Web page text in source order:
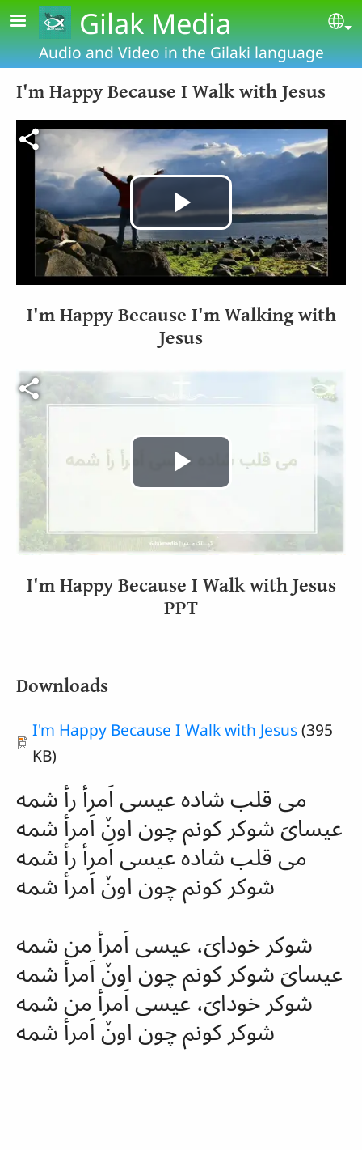
Skip to main contentGilak Media
Audio and Video in the Gilaki language
I'm Happy Because I Walk with Jesus
Video file
Play
Video
I'm Happy Because I'm Walking with
Jesus
Video file
Play
Video
I'm Happy Because I Walk with Jesus
PPT
Downloads
Document
I'm Happy Because I Walk with Jesus(395
KB)
می قلب شاده عیسی اَمرأ رأ شمه
عیسا‌یَ شوکر کونم چون اونٚ اَمرأ شمه
می قلب شاده عیسی اَمرأ رأ شمه
شوکر کونم چون اونٚ اَمرأ شمه
شوکر خودایَ، عیسی اَمرأ من شمه
عیسایَ شوکر کونم چون اونٚ اَمرأ شمه
شوکر خودایَ، عیسی اَمرأ من شمه
شوکر کونم چون اونٚ اَمرأ شمه